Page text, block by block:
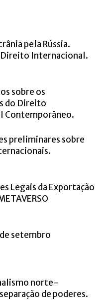
pela Rússia.
Internacional.
sobre os
do Direito
Contemporâneo.
preliminares sobre
Legais da Exportação
setembro
norte-
de poderes.